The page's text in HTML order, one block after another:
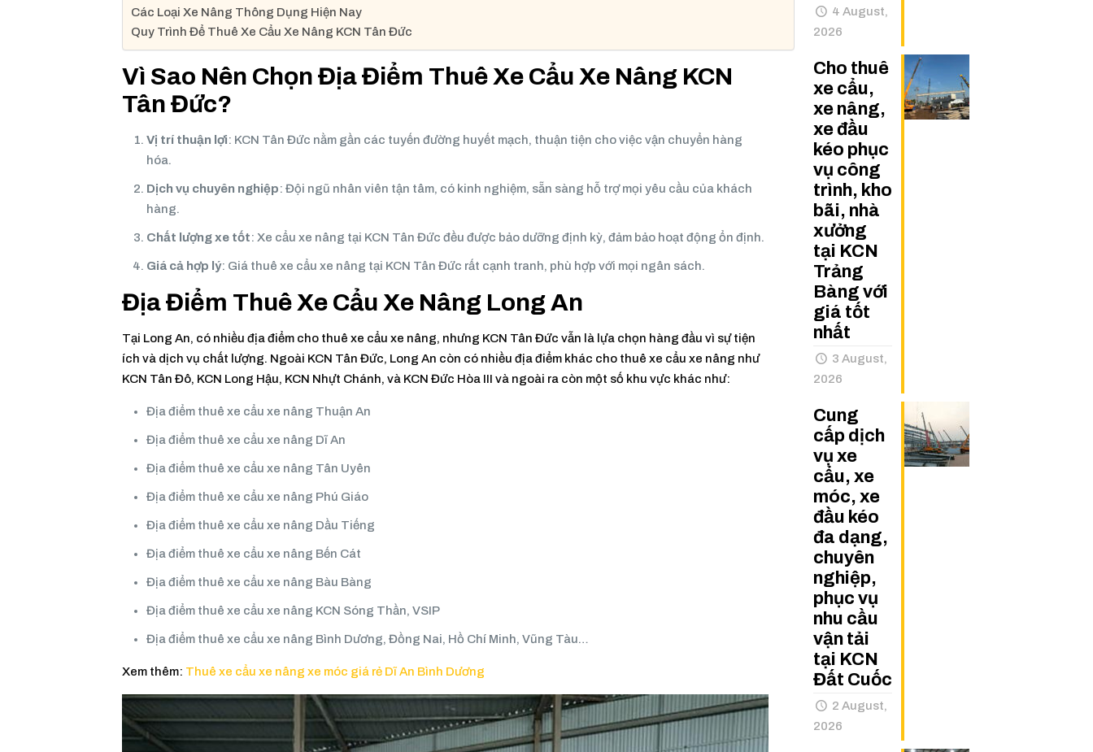
Các Loại Xe Nâng Thông Dụng Hiện Nay
Quy Trình Để Thuê Xe Cẩu Xe Nâng KCN Tân Đức
Vì Sao Nên Chọn Địa Điểm Thuê Xe Cẩu Xe Nâng KCN
Tân Đức?
Vị trí thuận lợi: KCN Tân Đức nằm gần các tuyến đường huyết mạch, thuận tiện cho việc vận chuyển hàng
hóa.
Dịch vụ chuyên nghiệp: Đội ngũ nhân viên tận tâm, có kinh nghiệm, sẵn sàng hỗ trợ mọi yêu cầu của khách
hàng.
Chất lượng xe tốt: Xe cẩu xe nâng tại KCN Tân Đức đều được bảo dưỡng định kỳ, đảm bảo hoạt động ổn định.
Giá cả hợp lý: Giá thuê xe cẩu xe nâng tại KCN Tân Đức rất cạnh tranh, phù hợp với mọi ngân sách.
Địa Điểm Thuê Xe Cẩu Xe Nâng Long An
Tại Long An, có nhiều địa điểm cho thuê xe cẩu xe nâng, nhưng KCN Tân Đức vẫn là lựa chọn hàng đầu vì sự tiện
ích và dịch vụ chất lượng. Ngoài KCN Tân Đức, Long An còn có nhiều địa điểm khác cho thuê xe cẩu xe nâng như
KCN Tân Đô, KCN Long Hậu, KCN Nhựt Chánh, và KCN Đức Hòa III và ngoài ra còn một số khu vực khác như:
Địa điểm thuê xe cẩu xe nâng Thuận An
Địa điểm thuê xe cẩu xe nâng Dĩ An
Địa điểm thuê xe cẩu xe nâng Tân Uyên
Địa điểm thuê xe cẩu xe nâng Phú Giáo
Địa điểm thuê xe cẩu xe nâng Dầu Tiếng
Địa điểm thuê xe cẩu xe nâng Bến Cát
Địa điểm thuê xe cẩu xe nâng Bàu Bàng
Địa điểm thuê xe cẩu xe nâng KCN Sóng Thần, VSIP
Địa điểm thuê xe cẩu xe nâng Bình Dương, Đồng Nai, Hồ Chí Minh, Vũng Tàu…
Xem thêm: Thuê xe cẩu xe nâng xe móc giá rẻ Dĩ An Bình Dương
4 August,
2026
Cho thuê
xe cẩu,
xe nâng,
xe đầu
kéo phục
vụ công
trình, kho
bãi, nhà
xưởng
tại KCN
Trảng
Bàng với
giá tốt
nhất
3 August,
2026
Cung
cấp dịch
vụ xe
cẩu, xe
móc, xe
đầu kéo
đa dạng,
chuyên
nghiệp,
phục vụ
nhu cầu
vận tải
tại KCN
Đất Cuốc
2 August,
2026